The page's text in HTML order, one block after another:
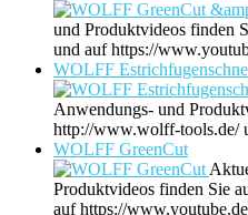
und Produktvideos finden
und auf https://
WOLFF
Anwendungs- und
http://www.wolff-tools.de/
WOLFF GreenCut
Produktvideos finden Sie
auf https://www.youtube.de